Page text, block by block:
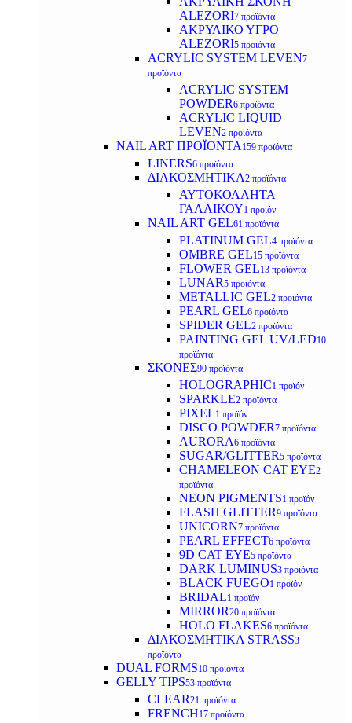
ALEZORI7 προϊόντα
ΑΚΡΥΛΙΚΟ ΥΓΡΟ
ALEZORI5 προϊόντα
ACRYLIC SYSTEM LEVEN7
προϊόντα
ACRYLIC SYSTEM
POWDER6 προϊόντα
ACRYLIC LIQUID
LEVEN2 προϊόντα
NAIL ART ΠΡΟΪΟΝΤΑ 159 προϊόντα
LINERS6 προϊόντα
ΔΙΑΚΟΣΜΗΤΙΚΑ2 προϊόντα
ΑΥΤΟΚΟΛΛΗΤΑ
ΓΑΛΛΙΚΟΥ1 προϊόν
NAIL ART GEL61 προϊόντα
PLATINUM GEL4 προϊόντα
OMBRE GEL15 προϊόντα
FLOWER GEL13 προϊόντα
LUNAR5 προϊόντα
METALLIC GEL2 προϊόντα
PEARL GEL6 προϊόντα
SPIDER GEL2 προϊόντα
PAINTING GEL UV/LED10
προϊόντα
ΣΚΟΝΕΣ90 προϊόντα
HOLOGRAPHIC1 προϊόν
SPARKLE2 προϊόντα
PIXEL1 προϊόν
DISCO POWDER7 προϊόντα
AURORA6 προϊόντα
SUGAR/GLITTER5 προϊόντα
CHAMELEON CAT EYE2
προϊόντα
NEON PIGMENTS1 προϊόν
FLASH GLITTER9 προϊόντα
UNICORN7 προϊόντα
PEARL EFFECT6 προϊόντα
9D CAT EYE5 προϊόντα
DARK LUMINUS3 προϊόντα
BLACK FUEGO1 προϊόν
BRIDAL1 προϊόν
MIRROR20 προϊόντα
HOLO FLAKES6 προϊόντα
ΔΙΑΚΟΣΜΗΤΙΚΑ STRASS3
προϊόντα
DUAL FORMS10 προϊόντα
GELLY TIPS53 προϊόντα
CLEAR21 προϊόντα
FRENCH17 προϊόντα